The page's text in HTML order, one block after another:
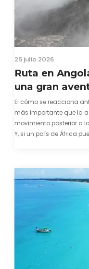
25 julio 2026
Ruta en
una gran
El cómo se reacciona
más importante que la
movimiento posterior a
Y, si un país de África